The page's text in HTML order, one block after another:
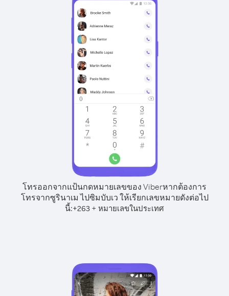
โทรออกจากแป้นกดหมายเลขของ Viberหากต้องการ
โทรจากซูรินาเม ไปซิมบับเว ให้เรียกเลขหมายดังต่อไป
นี้:+263 + หมายเลขในประเทศ